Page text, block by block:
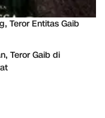
Teror Entitas Gaib
Teror Gaib di